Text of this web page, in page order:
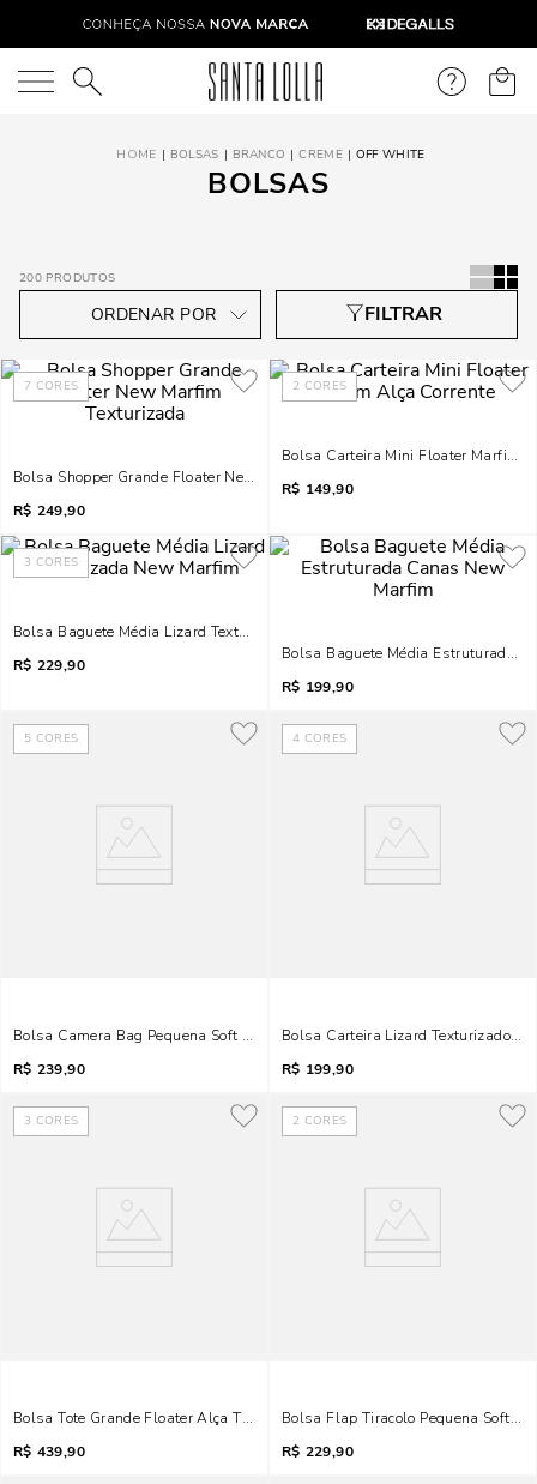
O que você está procurando?
BOLSAS BRANCO CREME OFF WHITE
BOLSAS
200 PRODUTOS
7 CORES
Bolsa Shopper Grande Floater New Marfim Texturizada
R$ 249,90
2 CORES
Bolsa Carteira Mini Floater Marfim
R$ 149,90
3 CORES
Bolsa Baguete Média Lizard Texturizada New Marfim
R$ 229,90
Bolsa Baguete Média Estruturada
R$ 199,90
5 CORES
Bolsa Camera Bag Pequena Soft Marfim Alça Tiracolo
R$ 239,90
4 CORES
Bolsa Carteira Lizard Texturizado
R$ 199,90
3 CORES
Bolsa Tote Grande Floater Alça Transversal Marfim
R$ 439,90
2 CORES
Bolsa Flap Tiracolo Pequena Soft
R$ 229,90